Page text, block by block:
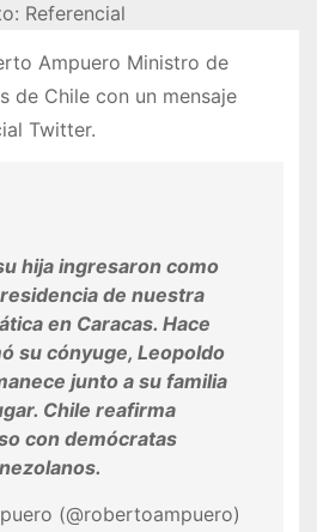
Referencial
Ampuero Ministro de
de Chile con un mensaje
Twitter.
hija ingresaron como
de nuestra
en Caracas. Hace
su cónyuge, Leopoldo
junto a su familia
Chile reafirma
con demócratas
(@robertoampuero)